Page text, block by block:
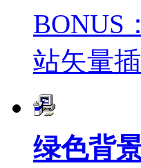
BONUS
站矢量
绿色背